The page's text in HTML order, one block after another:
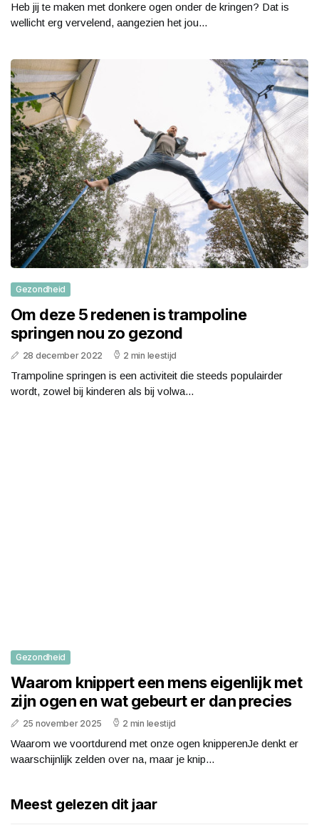
Heb jij te maken met donkere ogen onder de kringen? Dat is
wellicht erg vervelend, aangezien het jou...
Gezondheid
Om deze 5 redenen is trampoline
springen nou zo gezond
28 december 2022 2 min leestijd
Trampoline springen is een activiteit die steeds populairder
wordt, zowel bij kinderen als bij volwa...
Gezondheid
Waarom knippert een mens eigenlijk met
zijn ogen en wat gebeurt er dan precies
25 november 2025 2 min leestijd
Waarom we voortdurend met onze ogen knipperenJe denkt er
waarschijnlijk zelden over na, maar je knip...
Meest gelezen dit jaar